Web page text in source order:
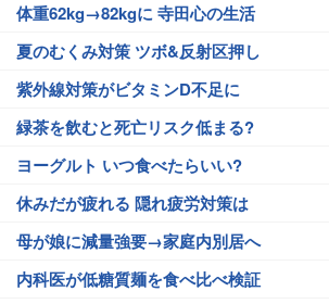
体重62kg→82kgに 寺田心の生活
夏のむくみ対策 ツボ&反射区押し
紫外線対策がビタミンD不足に
緑茶を飲むと死亡リスク低まる?
ヨーグルト いつ食べたらいい?
休みだが疲れる 隠れ疲労対策は
母が娘に減量強要→家庭内別居へ
内科医が低糖質麺を食べ比べ検証